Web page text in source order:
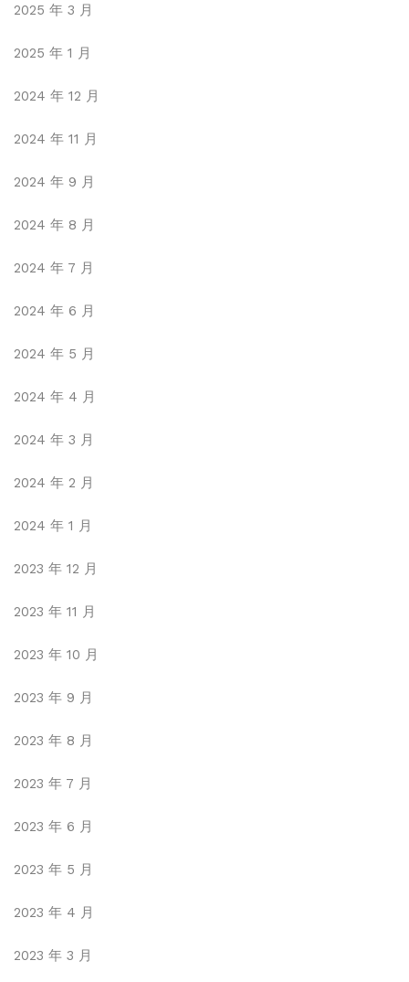
2025 年 3 月
2025 年 1 月
2024 年 12 月
2024 年 11 月
2024 年 9 月
2024 年 8 月
2024 年 7 月
2024 年 6 月
2024 年 5 月
2024 年 4 月
2024 年 3 月
2024 年 2 月
2024 年 1 月
2023 年 12 月
2023 年 11 月
2023 年 10 月
2023 年 9 月
2023 年 8 月
2023 年 7 月
2023 年 6 月
2023 年 5 月
2023 年 4 月
2023 年 3 月